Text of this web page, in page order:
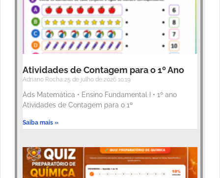
Atividades de Contagem para o 1º Ano
Adriano Rocha 25 de julho de 2026 10:19
Ads Matemática • Ensino Fundamental I • 1º ano
Atividades de Contagem para o 1º
Saiba mais »